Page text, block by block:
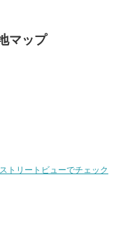
マップ
トリートビューでチェック